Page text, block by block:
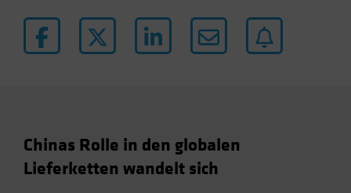
Japan - 日本
Latin America
Norway
Other Asia-Pacific
Chinas Rolle in den globalen
Lieferketten wandelt sich